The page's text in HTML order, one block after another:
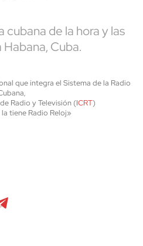
cubana de la hora y las
Cuba.
que integra el Sistema de la Radio
Radio y Televisión (ICRT)
tiene Radio Reloj»